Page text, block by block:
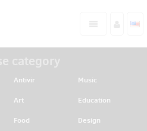
Antivir
Music
Art
Education
Food
Design